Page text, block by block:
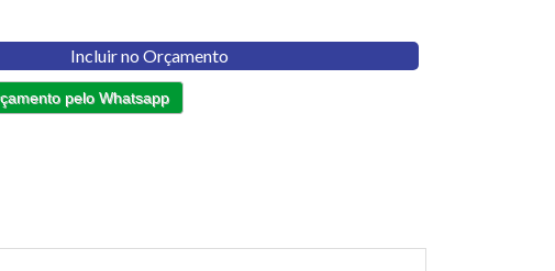
Incluir no Orçamento
pelo Whatsapp